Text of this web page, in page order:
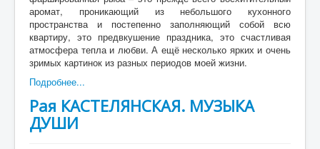
аромат, проникающий из небольшого кухонного
пространства и постепенно заполняющий собой всю
квартиру, это предвкушение праздника, это счастливая
атмосфера тепла и любви. А ещё несколько ярких и очень
зримых картинок из разных периодов моей жизни.
Подробнее...
Рая КАСТЕЛЯНСКАЯ. МУЗЫКА
ДУШИ